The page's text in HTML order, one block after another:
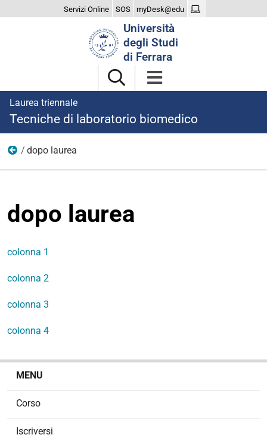
Servizi Online SOS myDesk@edu
Università
degli Studi
di Ferrara
Laurea triennale
Tecniche di laboratorio biomedico
menu
dopo laurea
dopo laurea
colonna 1
colonna 2
colonna 3
colonna 4
MENU
Corso
Iscriversi